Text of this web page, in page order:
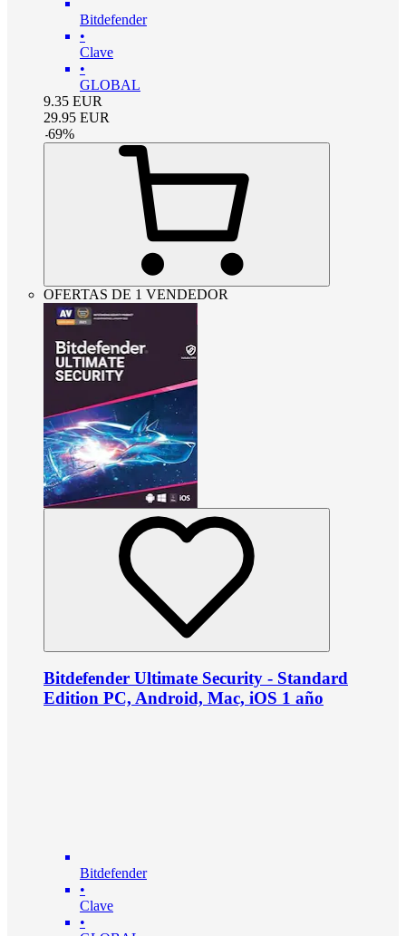
Bitdefender
•
Clave
•
GLOBAL
9.35 EUR
29.95 EUR
-69%
OFERTAS DE 1 VENDEDOR
Bitdefender Ultimate Security - Standard
Edition PC, Android, Mac, iOS 1 año
Bitdefender
•
Clave
•